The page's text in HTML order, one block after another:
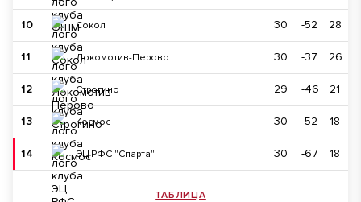
10 Сокол 30 -52 28
11 Локомотив-Перово 30 -37 26
12 Строгино 29 -46 21
13 Космос 30 -52 18
14 ЭЦ РФС "Спарта" 30 -67 18
ТАБЛИЦА